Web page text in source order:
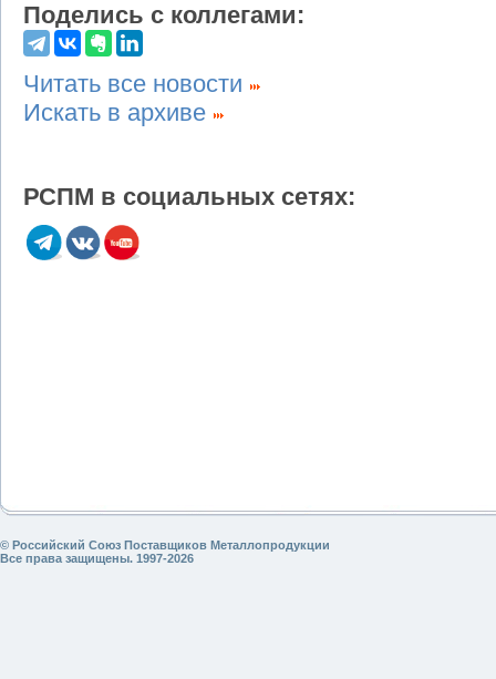
Поделись с коллегами:
Читать все новости
Искать в архиве
РСПМ в социальных сетях:
© Российский Союз Поставщиков Металлопродукции
Все права защищены. 1997-2026